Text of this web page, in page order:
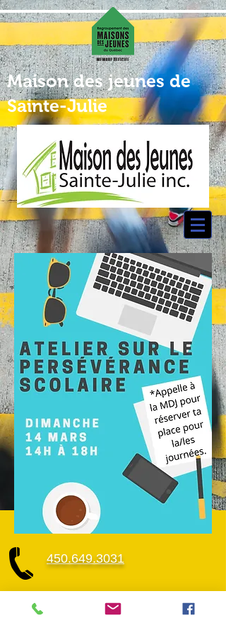
Maison des jeunes de
Sainte-Julie
450.649.3031
1581 Chemin du Fer-À-Cheval,